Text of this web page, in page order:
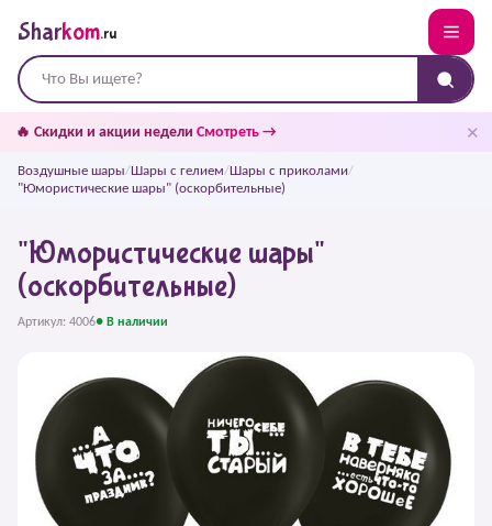
Sharkom.ru
🔥 Скидки и акции недели Смотреть → ✕
Воздушные шары/Шары с гелием/Шары с приколами/
"Юмористические шары" (оскорбительные)
"Юмористические шары"
(оскорбительные)
Артикул: 4006● В наличии